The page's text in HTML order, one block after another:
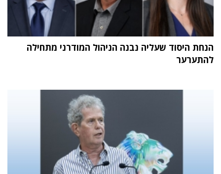
הנחת היסוד שעליה נבנה הניהול המודרני מתחילה
להתערער